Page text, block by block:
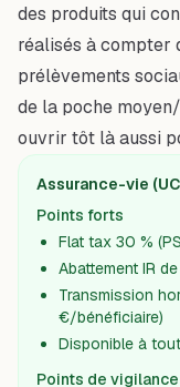
des produits qui
réalisés à compter
prélèvements
de la poche
ouvrir tôt là aussi
Assurance-vie
Points forts
Flat tax 30 %
Abattement IR
Transmission
€/bénéficiaire)
Disponible à
Points de vigilance